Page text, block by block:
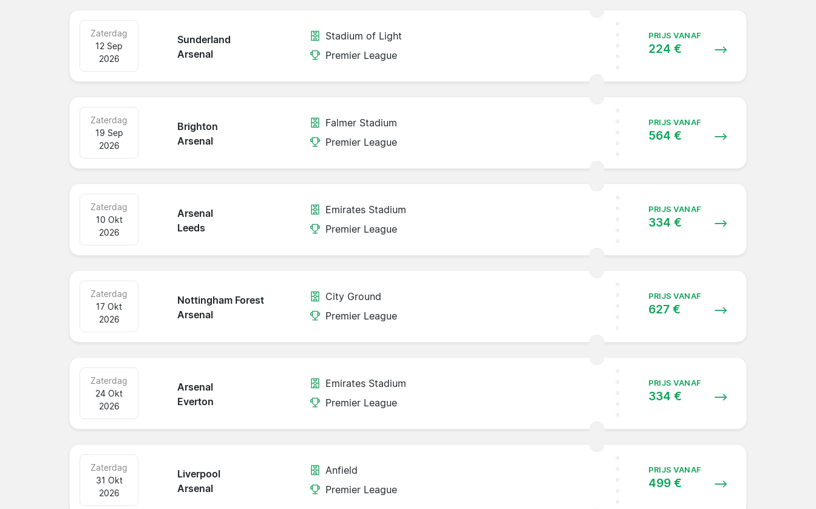
Sunderland
Arsenal
Zaterdag
12 Sep
2026
Stadium of Light
Premier League
PRIJS VANAF
224 €
Brighton
Arsenal
Zaterdag
19 Sep
2026
Falmer Stadium
Premier League
PRIJS VANAF
564 €
Arsenal
Leeds
Zaterdag
10 Okt
2026
Emirates Stadium
Premier League
PRIJS VANAF
334 €
Nottingham Forest
Arsenal
Zaterdag
17 Okt
2026
City Ground
Premier League
PRIJS VANAF
627 €
Arsenal
Everton
Zaterdag
24 Okt
2026
Emirates Stadium
Premier League
PRIJS VANAF
334 €
Liverpool
Arsenal
Zaterdag
31 Okt
2026
Anfield
Premier League
PRIJS VANAF
499 €